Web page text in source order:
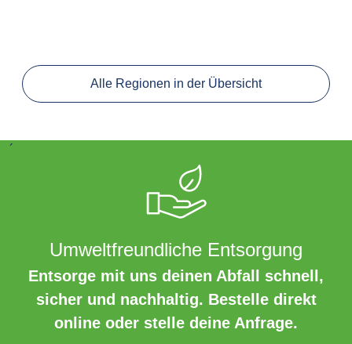
Alle Regionen in der Übersicht
´
Umweltfreundliche Entsorgung
Entsorge mit uns deinen Abfall schnell,
sicher und nachhaltig. Bestelle direkt
online oder stelle deine Anfrage.